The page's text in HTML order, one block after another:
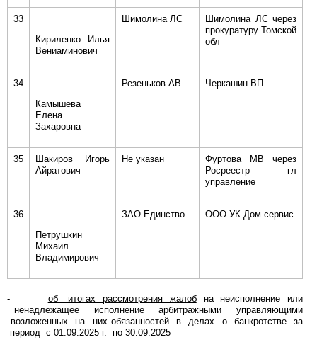
33
Кириленко Илья
Вениаминович
Шимолина ЛС
Шимолина ЛС через
прокуратуру Томской
обл
34
Камышева
Елена
Захаровна
Резеньков АВ Черкашин ВП
35
Шакиров Игорь
Айратович
Не указан
Фуртова МВ через
Росреестр гл
управление
36
Петрушкин
Михаил
Владимирович
ЗАО Единство ООО УК Дом сервис
- об итогах рассмотрения жалобна неисполнение или
ненадлежащее исполнение арбитражными управляющими
возложенных на них обязанностей в делах о банкротстве за
период с 01.09.2025 г. по 30.09.2025